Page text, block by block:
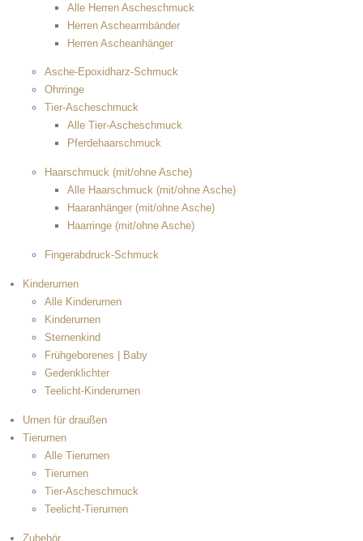
Alle Herren Ascheschmuck
Herren Aschearmbänder
Herren Ascheanhänger
Asche-Epoxidharz-Schmuck
Ohrringe
Tier-Ascheschmuck
Alle Tier-Ascheschmuck
Pferdehaarschmuck
Haarschmuck (mit/ohne Asche)
Alle Haarschmuck (mit/ohne Asche)
Haaranhänger (mit/ohne Asche)
Haarringe (mit/ohne Asche)
Fingerabdruck-Schmuck
Kinderurnen
Alle Kinderurnen
Kinderurnen
Sternenkind
Frühgeborenes | Baby
Gedenklichter
Teelicht-Kinderurnen
Urnen für draußen
Tierurnen
Alle Tierurnen
Tierurnen
Tier-Ascheschmuck
Teelicht-Tierurnen
Zubehör